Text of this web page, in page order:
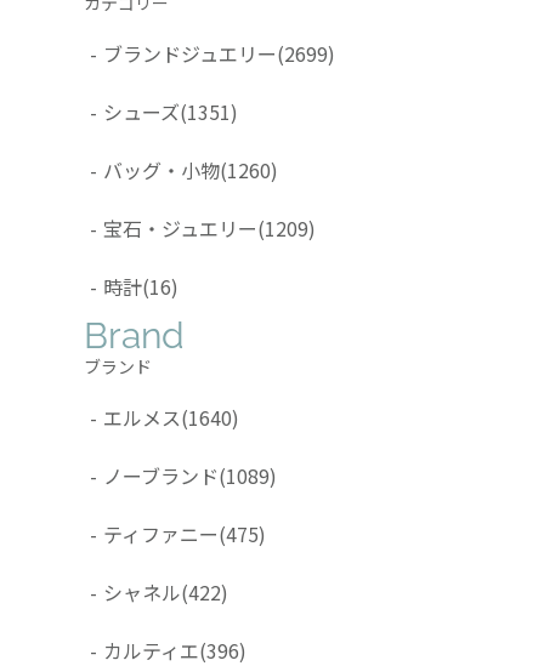
- ブランドジュエリー(2699)
- シューズ(1351)
- バッグ・小物(1260)
- 宝石・ジュエリー(1209)
- 時計(16)
Brand
ブランド
- エルメス(1640)
- ノーブランド(1089)
- ティファニー(475)
- シャネル(422)
- カルティエ(396)